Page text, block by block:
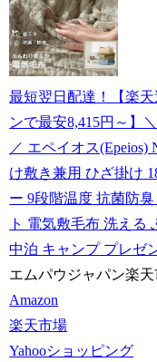
最短翌日配達！【楽
ンで最安8,415円～】
／ エペイオス(Epeios)
け敷き兼用 ひざ掛け
ー 9段階温度 抗菌防
ト 電気敷毛布 洗える
中泊 キャンプ プレゼ
エムパウジャパン楽
Amazon
楽天市場
Yahooショッピング